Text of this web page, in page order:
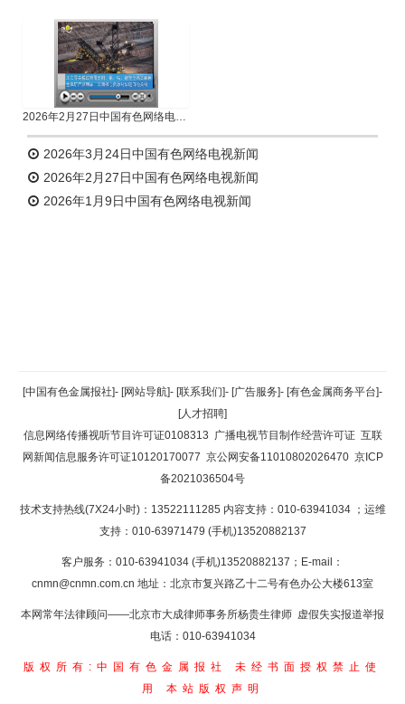
2026年2月27日中国有色网络电视新闻
2026年3月24日中国有色网络电视新闻
2026年2月27日中国有色网络电视新闻
2026年1月9日中国有色网络电视新闻
返回顶部
返回首页
[中国有色金属报社]- [网站导航]- [联系我们]- [广告服务]- [有色金属商务平台]-
[人才招聘]
信息网络传播视听节目许可证0108313 广播电视节目制作经营许可证 互联
网新闻信息服务许可证10120170077 京公网安备11010802026470 京ICP
备2021036504号
技术支持热线(7X24小时)：13522111285 内容支持：010-63941034 ；运维
支持：010-63971479 (手机)13520882137
客户服务：010-63941034 (手机)13520882137；E-mail：
cnmn@cnmn.com.cn 地址：北京市复兴路乙十二号有色办公大楼613室
本网常年法律顾问——北京市大成律师事务所杨贵生律师 虚假失实报道举报
电话：010-63941034
版权所有:中国有色金属报社
未经书面授权禁止使
用 本站版权声明